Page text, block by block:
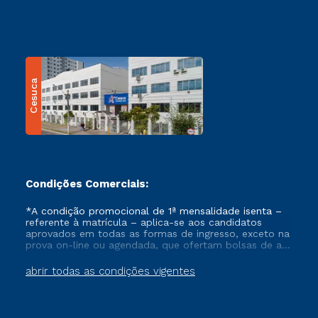
Cesuca
Condições Comerciais:
abrir todas as condições vigentes
*A condição promocional de 1ª mensalidade isenta –
referente à matrícula – aplica-se aos candidatos
aprovados em todas as formas de ingresso, exceto na
prova on-line ou agendada, que ofertam bolsas de até
vigente, que ainda não tenham efetivado e/ou não
tenham cancelado ou trancado sua matrícula em uma